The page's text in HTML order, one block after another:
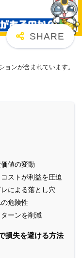
ョンが含まれています。
値の変動
ストが利益を圧迫
による落とし穴
危険性
ーンを削減
損失を避ける方法